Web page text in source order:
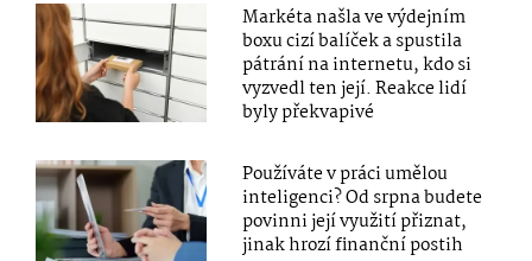
Markéta našla ve výdejním
boxu cizí balíček a spustila
pátrání na internetu, kdo si
vyzvedl ten její. Reakce lidí
byly překvapivé
Používáte v práci umělou
inteligenci? Od srpna budete
povinni její využití přiznat,
jinak hrozí finanční postih